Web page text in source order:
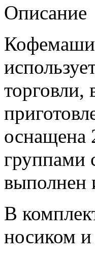
Описание
торговли,
оснащена
группами
выполнен
В
носиком